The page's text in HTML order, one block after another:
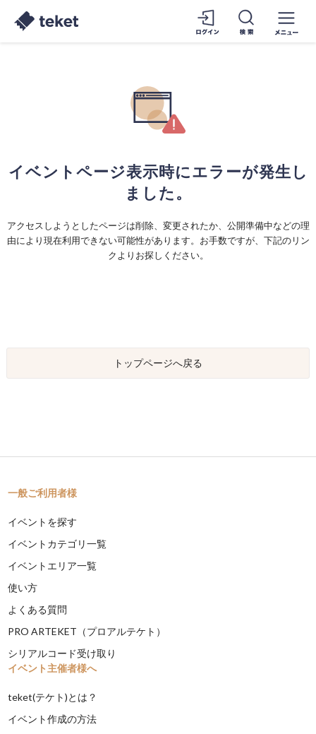
イベントページ表示時にエラーが発生し
ました。
アクセスしようとしたページは削除、変更されたか、公開準備中などの理
由により現在利用できない可能性があります。お手数ですが、下記のリン
クよりお探しください。
トップページへ戻る
一般ご利用者様
イベントを探す
イベントカテゴリ一覧
イベントエリア一覧
使い方
よくある質問
PRO ARTEKET（プロアルテケト）
シリアルコード受け取り
イベント主催者様へ
teket(テケト)とは？
イベント作成の方法